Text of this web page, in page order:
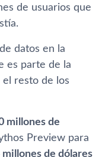
de usuarios que
datos en la
es parte de la
resto de los
millones de
Preview para
millones de dólares